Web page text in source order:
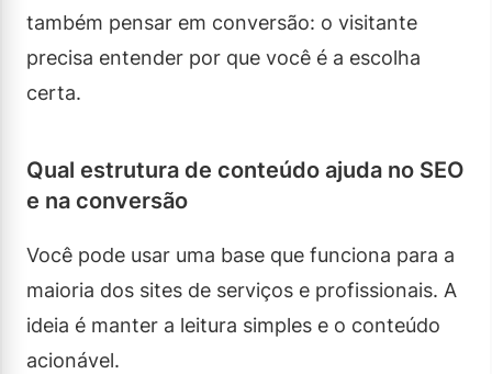
também pensar em conversão: o visitante
precisa entender por que você é a escolha
certa.
Qual estrutura de conteúdo ajuda no SEO
e na conversão
Você pode usar uma base que funciona para a
maioria dos sites de serviços e profissionais. A
ideia é manter a leitura simples e o conteúdo
acionável.